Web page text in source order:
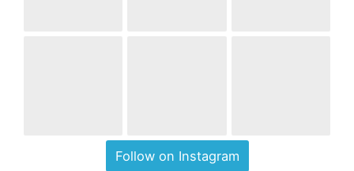
Follow on Instagram